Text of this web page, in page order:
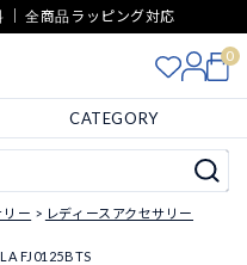
全商品ラッピング対応
0
CATEGORY
リー
レディースアクセサリー
FJ0125BTS